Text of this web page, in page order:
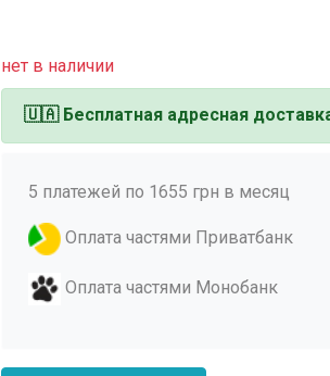
нет в наличии
🇺🇦 Бесплатная адресная
5 платежей по 1655 грн в месяц
Оплата частями Приватбанк
Оплата частями Монобанк